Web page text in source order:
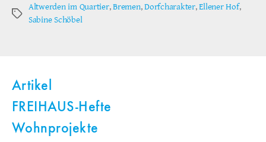
Schlagwörter
Altwerden im Quartier,Bremen,Dorfcharakter,Ellener Hof,
Sabine Schöbel
Artikel
FREIHAUS-Hefte
Wohnprojekte